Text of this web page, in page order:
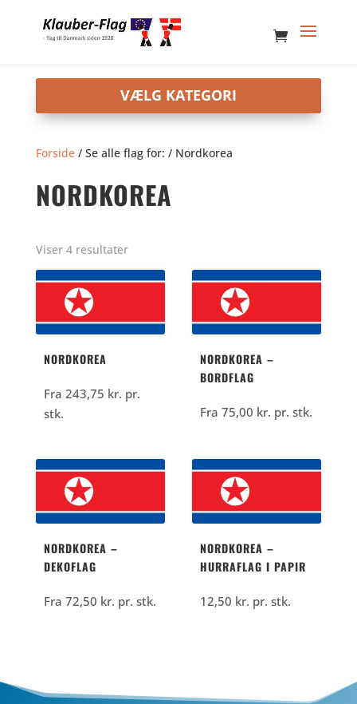
Forside/ Se alle flag for: / Nordkorea
NORDKOREA
Viser 4 resultater
NORDKOREA
Fra 243,75 kr. pr.
stk.
NORDKOREA –
BORDFLAG
Fra75,00 kr. pr. stk.
NORDKOREA –
DEKOFLAG
Fra 72,50 kr. pr. stk.
NORDKOREA –
HURRAFLAG I PAPIR
12,50 kr. pr. stk.